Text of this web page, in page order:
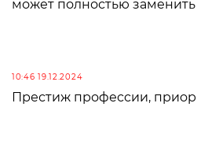
может полностью заменить
10:46 19.12.2024
Престиж профессии,